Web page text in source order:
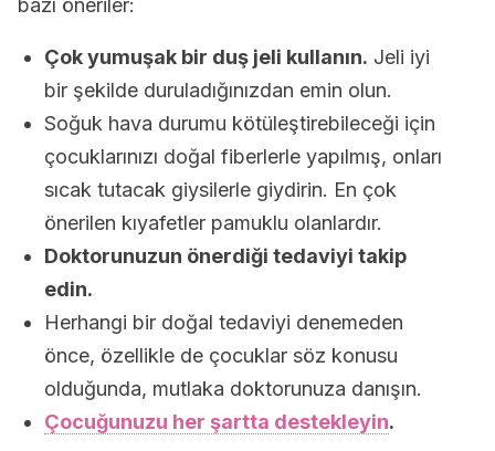
bazı öneriler:
Çok yumuşak bir duş jeli kullanın. Jeli iyi
bir şekilde duruladığınızdan emin olun.
Soğuk hava durumu kötüleştirebileceği için
çocuklarınızı doğal fiberlerle yapılmış, onları
sıcak tutacak giysilerle giydirin. En çok
önerilen kıyafetler pamuklu olanlardır.
Doktorunuzun önerdiği tedaviyi takip
edin.
Herhangi bir doğal tedaviyi denemeden
önce, özellikle de çocuklar söz konusu
olduğunda, mutlaka doktorunuza danışın.
Çocuğunuzu her şartta destekleyin.